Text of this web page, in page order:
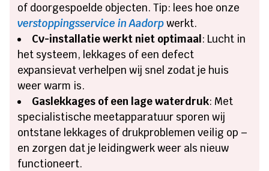
of doorgespoelde objecten. Tip: lees hoe onze
verstoppingsservice in Aadorpwerkt.
Cv-installatie werkt niet optimaal: Lucht in
het systeem, lekkages of een defect
expansievat verhelpen wij snel zodat je huis
weer warm is.
Gaslekkages of een lage waterdruk: Met
specialistische meetapparatuur sporen wij
ontstane lekkages of drukproblemen veilig op –
en zorgen dat je leidingwerk weer als nieuw
functioneert.